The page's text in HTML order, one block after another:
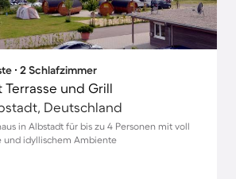
∙ 2 Schlafzimmer
Terrasse und Grill
Deutschland
in Albstadt für bis zu 4 Personen mit voll
und idyllischem Ambiente